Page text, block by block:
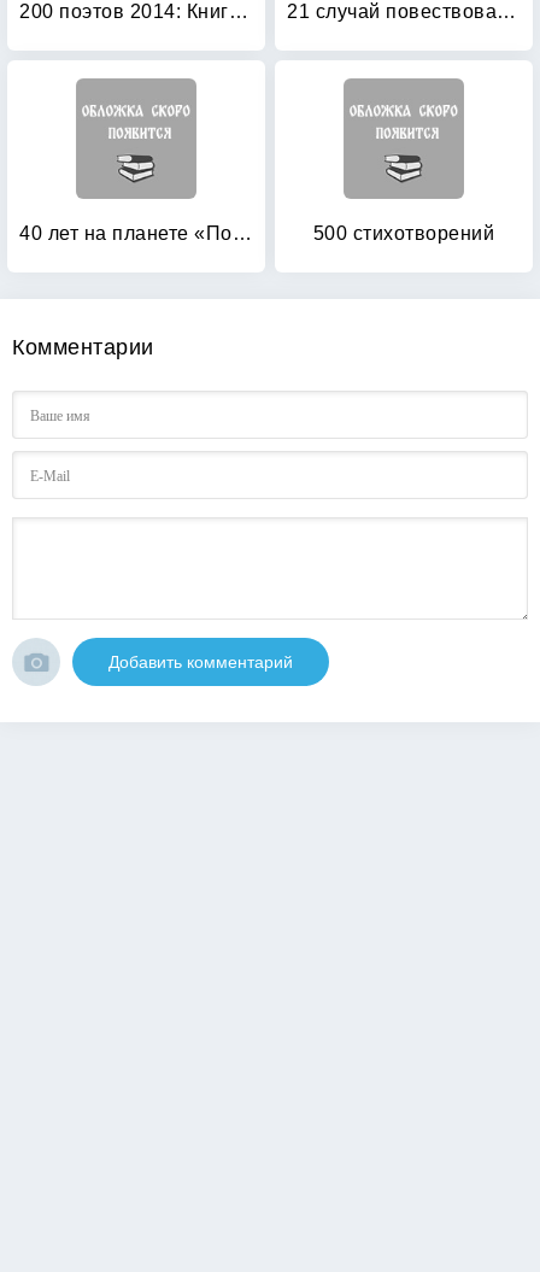
200 поэтов 2014: Книга 2 21 случай повествовательной речи: Стихотворения и поэма
40 лет на планете «Поэзия»: сборник итогов по жизни 2005-2010 500 стихотворений
Комментарии